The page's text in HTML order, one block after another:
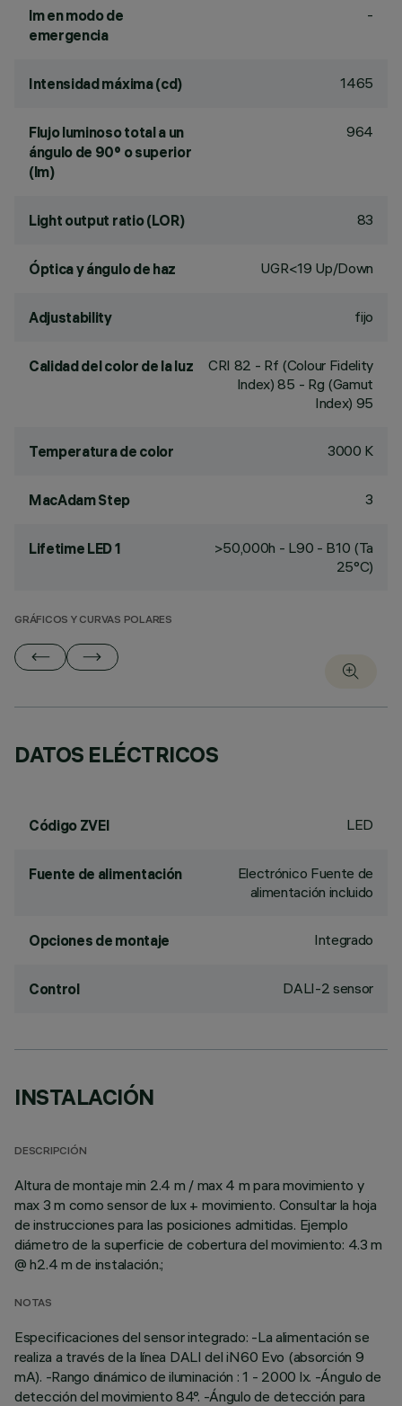
lm en modo de
emergencia
-
Intensidad máxima (cd) 1465
Flujo luminoso total a un
ángulo de 90° o superior
(lm)
964
Light output ratio (LOR) 83
Óptica y ángulo de haz UGR<19 Up/Down
Adjustability fijo
Calidad del color de la luz CRI 82 - Rf (Colour Fidelity
Index) 85 - Rg (Gamut
Index) 95
Temperatura de color 3000 K
MacAdam Step 3
Lifetime LED 1
>50,000h - L90 - B10 (Ta
25°C)
GRÁFICOS Y CURVAS POLARES
DATOS ELÉCTRICOS
Código ZVEI LED
Fuente de alimentación
Electrónico Fuente de
alimentación incluido
Opciones de montaje Integrado
Control DALI-2 sensor
INSTALACIÓN
DESCRIPCIÓN
Altura de montaje min 2.4 m / max 4 m para movimiento y
max 3 m como sensor de lux + movimiento. Consultar la hoja
de instrucciones para las posiciones admitidas. Ejemplo
diámetro de la superficie de cobertura del movimiento: 4.3 m
@ h2.4 m de instalación.;
NOTAS
Especificaciones del sensor integrado: -La alimentación se
realiza a través de la línea DALI del iN60 Evo (absorción 9
mA). -Rango dinámico de iluminación : 1 - 2000 lx. -Ángulo de
detección del movimiento 84°. -Ángulo de detección para